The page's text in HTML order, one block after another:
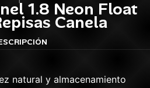
1.8 Neon Float
Canela
natural y almacenamiento